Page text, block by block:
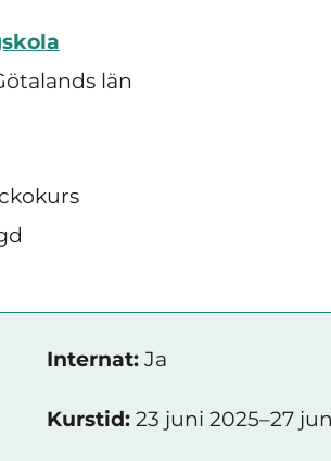
län
Internat: Ja
Kurstid: 23 juni 2025–27